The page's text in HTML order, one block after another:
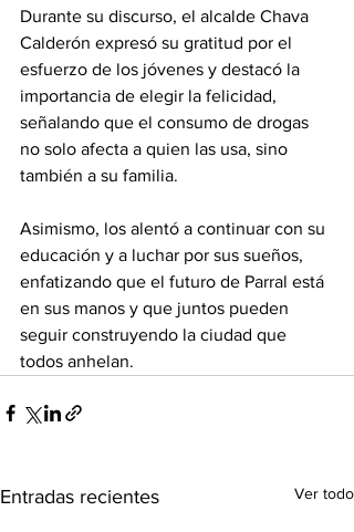
Durante su discurso, el alcalde Chava
Calderón expresó su gratitud por el
esfuerzo de los jóvenes y destacó la
importancia de elegir la felicidad,
señalando que el consumo de drogas
no solo afecta a quien las usa, sino
también a su familia.
Asimismo, los alentó a continuar con su
educación y a luchar por sus sueños,
enfatizando que el futuro de Parral está
en sus manos y que juntos pueden
seguir construyendo la ciudad que
todos anhelan.
Entradas recientes Ver todo